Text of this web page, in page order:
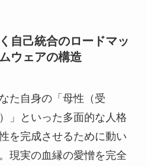
自己統合のロードマッ
ウェアの構造
た自身の「母性（受
」といった多面的な人格
を完成させるために動い
現実の血縁の愛憎を完全